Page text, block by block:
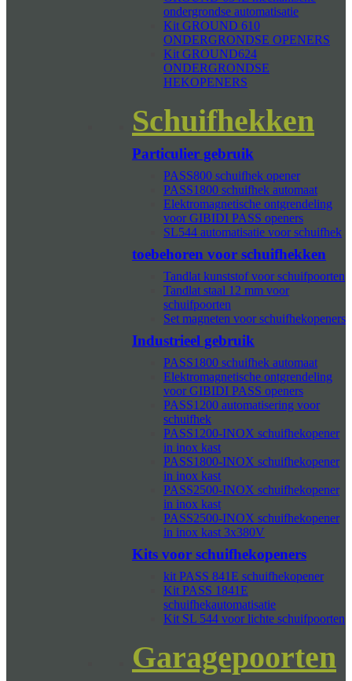
ondergrondse automatisatie
Kit GROUND 610
ONDERGRONDSE OPENERS
Kit GROUND624
ONDERGRONDSE
HEKOPENERS
Schuifhekken
Particulier gebruik
PASS800 schuifhek opener
PASS1800 schuifhek automaat
Elektromagnetische ontgrendeling
voor GIBIDI PASS openers
SL544 automatisatie voor schuifhek
toebehoren voor schuifhekken
Tandlat kunststof voor schuifpoorten
Tandlat staal 12 mm voor
schuifpoorten
Set magneten voor schuifhekopeners
Industrieel gebruik
PASS1800 schuifhek automaat
Elektromagnetische ontgrendeling
voor GIBIDI PASS openers
PASS1200 automatisering voor
schuifhek
PASS1200-INOX schuifhekopener
in inox kast
PASS1800-INOX schuifhekopener
in inox kast
PASS2500-INOX schuifhekopener
in inox kast
PASS2500-INOX schuifhekopener
in inox kast 3x380V
Kits voor schuifhekopeners
kit PASS 841E schuifhekopener
Kit PASS 1841E
schuifhekautomatisatie
Kit SL 544 voor lichte schuifpoorten
Garagepoorten